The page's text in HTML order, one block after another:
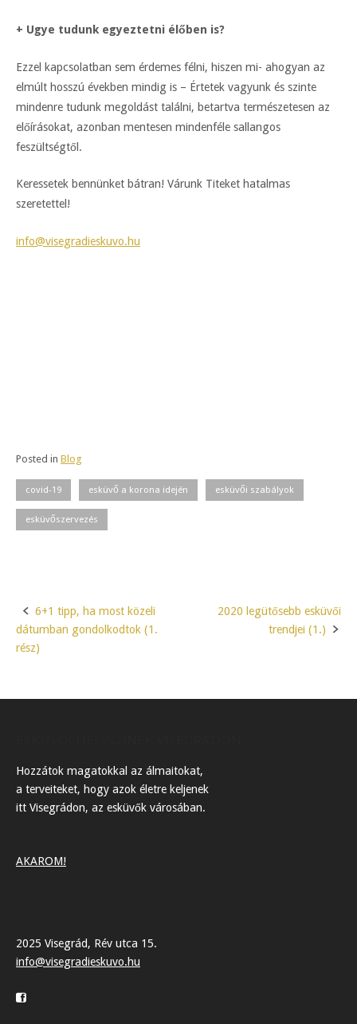
+ Ugye tudunk egyeztetni élőben is?
Ezzel kapcsolatban sem érdemes félni, hiszen mi- ahogyan az
elmúlt hosszú években mindig is – Értetek vagyunk és szinte
mindenre tudunk megoldást találni, betartva természetesen az
előírásokat, azonban mentesen mindenféle sallangos
feszültségtől.
Keressetek bennünket bátran! Várunk Titeket hatalmas
szeretettel!
info@visegradieskuvo.hu
Posted in Blog
covid-19 esküvő a korona idején esküvői szabályok
esküvőszervezés
Post
navigation
6+1 tipp, ha most közeli
dátumban gondolkodtok (1.
rész)
2020 legütősebb esküvői
trendjei (1.)
Hozzátok magatokkal az álmaitokat,
a terveiteket, hogy azok életre keljenek
itt Visegrádon, az esküvők városában.
AKAROM!
2025 Visegrád, Rév utca 15.
info@visegradieskuvo.hu